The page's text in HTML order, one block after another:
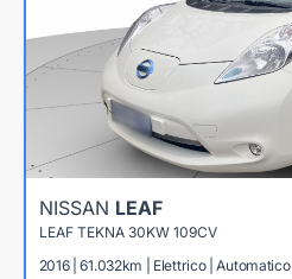
NISSAN LEAF
LEAF TEKNA 30KW 109CV
2016 | 61.032km | Elettrico | Automatico